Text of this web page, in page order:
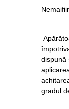
dispună
gradul